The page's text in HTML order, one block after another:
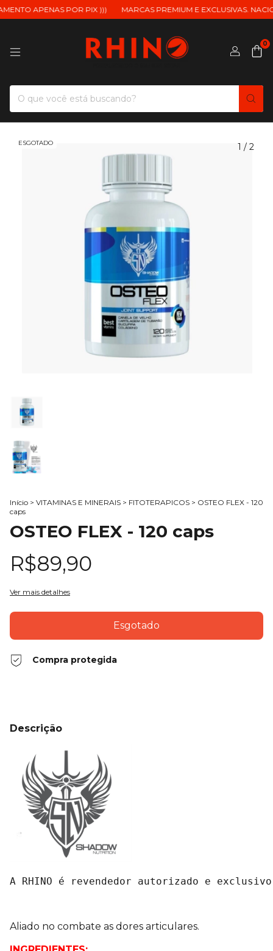
APENAS POR PIX ))) MARCAS PREMIUM E EXCLUSIVAS.
0
ESGOTADO 1 / 2
Início > VITAMINAS E MINERAIS > FITOTERAPICOS > OSTEO FLEX - 120
caps
OSTEO FLEX - 120 caps
R$89,90
Ver mais detalhes
Compra protegida
Descrição
A RHINO é revendedor autorizado e
Aliado no combate as dores articulares.